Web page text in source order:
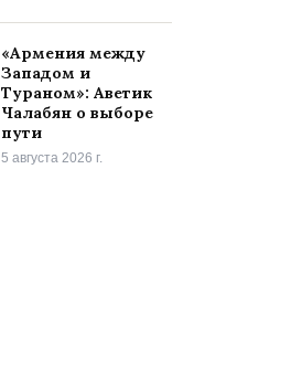
«Армения между
Западом и
Тураном»: Аветик
Чалабян о выборе
пути
5 августа 2026 г.